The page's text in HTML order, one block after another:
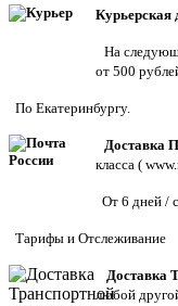
Курьерская
На
от 500
По Екатеринбургу.
Доставка
класса (
От 6 дней /
Тарифы и Отслеживание
Доставка
любой